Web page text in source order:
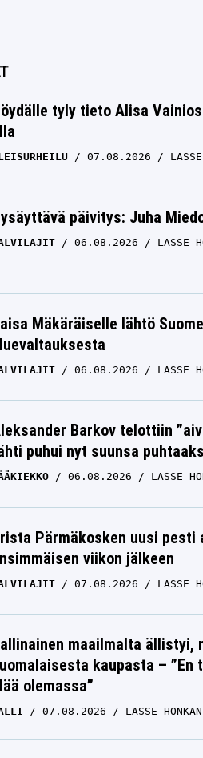
tyly tieto Alisa
07.08.2026
päivitys: Juha
06.08.2026 LASSE
Mäkäräiselle lähtö
06.08.2026 LASSE
Barkov telottiin
puhui nyt suunsa
06.08.2026 LASSE
Pärmäkosken uusi
viikon jälkeen
07.08.2026 LASSE
maailmalta ällistyi,
kaupasta – ”En
olemassa”
07.08.2026 LASSE